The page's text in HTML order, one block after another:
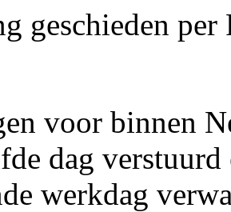
geschieden per
voor binnen
dag
werkdag